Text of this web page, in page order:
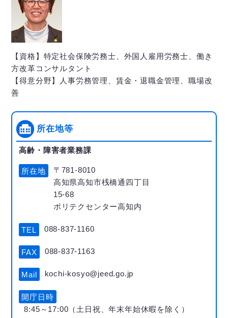
【資格】特定社会保険労務士、外国人雇用労務士、働き
方改革コンサルタント
【得意分野】人事労務管理、賃金・退職金管理、職場改
善
所在地等
高齢・障害者業務課
所在地
〒781-8010
高知県高知市桟橋通四丁目
15-68
ポリテクセンター高知内
TEL 088-837-1160
FAX 088-837-1163
Mail kochi-kosyo@jeed.go.jp
開庁日時
8:45～17:00（土日祝、年末年始休暇を除く）